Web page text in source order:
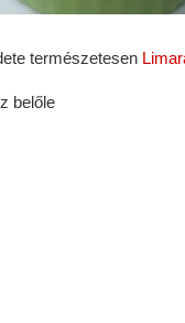
természetesen
belőle